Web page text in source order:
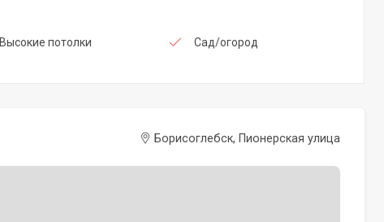
Высокие потолки Сад/огород
Борисоглебск, Пионерская улица